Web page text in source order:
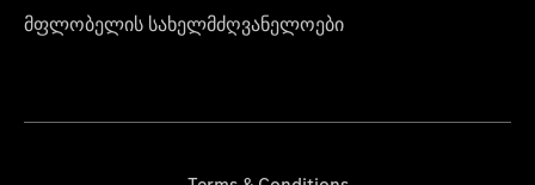
მფლობელის სახელმძღვანელოები